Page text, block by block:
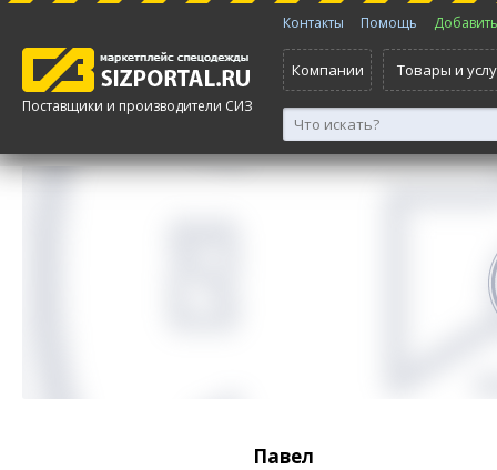
Поставщики и производители СИЗ
Контакты Помощь
Компании Товары и
Павел